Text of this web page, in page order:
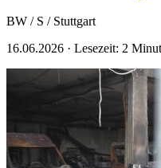
BW / S / Stuttgart
16.06.2026 · Lesezeit: 2